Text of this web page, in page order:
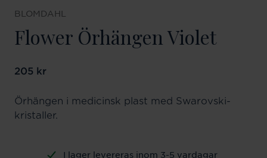
BLOMDAHL
Flower Örhängen Violet
Pris :205 kr
205 kr
Örhängen i medicinsk plast med Swarovski-
kristaller.
I lager levereras inom 3-5 vardagar